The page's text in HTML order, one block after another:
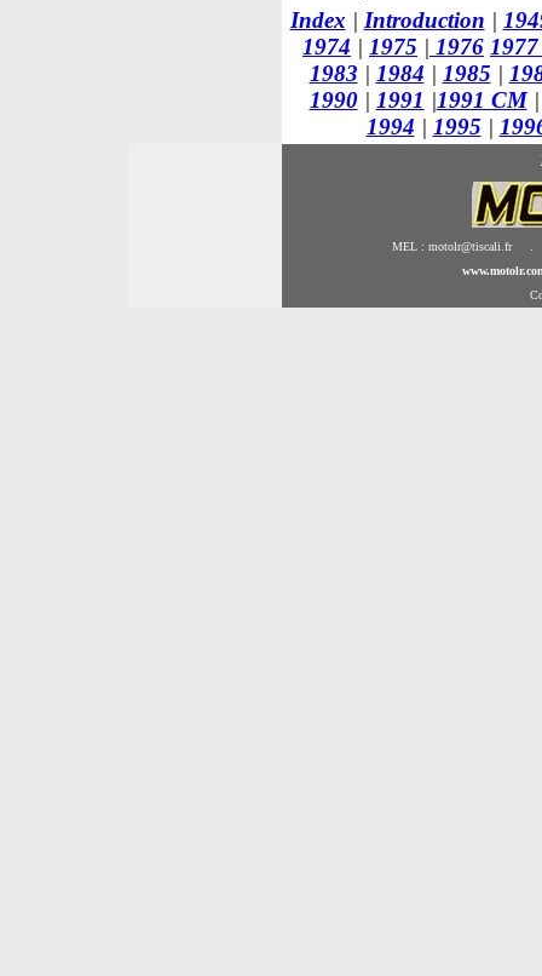
Index | Introduction |
1974 | 1975 | 1976
1983 | 1984 | 1985 |
1990| 1991 |1991 CM|
1994 | 1995 |
MEL : motolr@tiscali.fr .